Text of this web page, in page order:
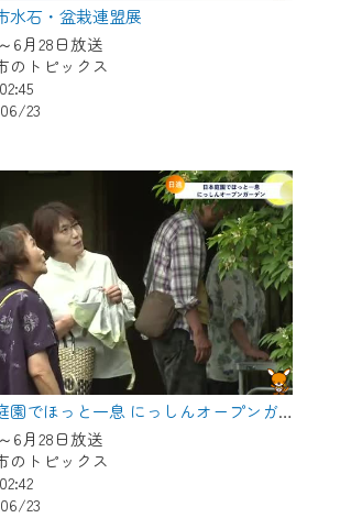
水石・盆栽連盟展
6月28日放送
のトピックス
23
【日進】日本庭園でほっと一息 にっしんオープンガーデン
6月28日放送
のトピックス
23
ス情報＞
のリニューアルにともないメ
業を予定しています。
CCNetWebTVの画面が「メン
」になり、ご利用いただけませ
かけいたしますが、ご了承の程
いいたします。